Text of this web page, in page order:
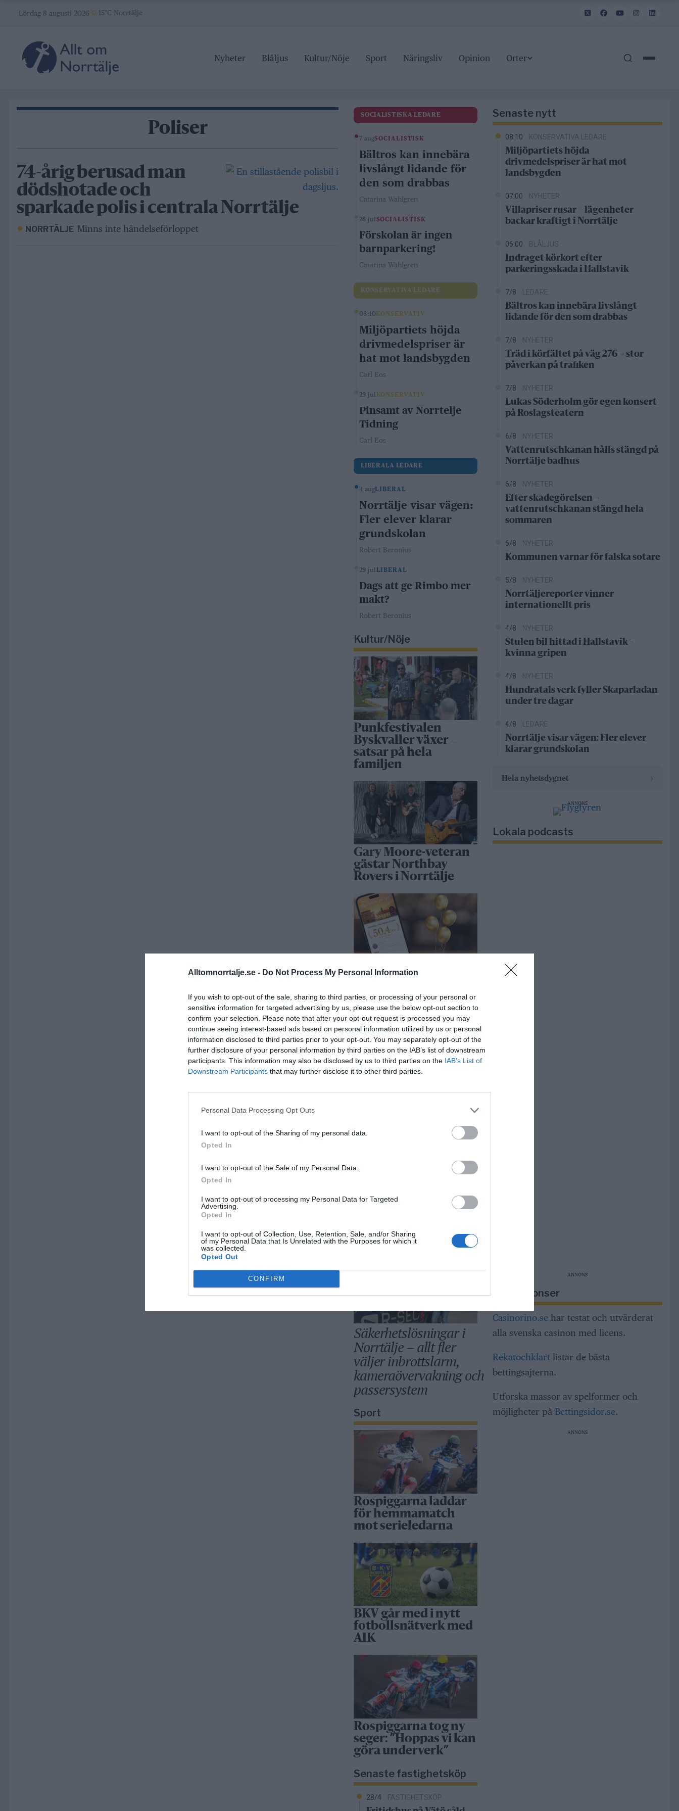
Alltomnorrtalje.se - Do Not Process My Personal Information
If you wish to opt-out of the sale, sharing to third parties, or processing of your personal or
sensitive information for targeted advertising by us, please use the below opt-out section to
confirm your selection. Please note that after your opt-out request is processed you may
continue seeing interest-based ads based on personal information utilized by us or personal
information disclosed to third parties prior to your opt-out. You may separately opt-out of the
further disclosure of your personal information by third parties on the IAB’s list of downstream
participants. This information may also be disclosed by us to third parties on the IAB’s List of
Downstream Participants that may further disclose it to other third parties.
Personal Data Processing Opt Outs
I want to opt-out of the Sharing of my personal data.
Opted In
I want to opt-out of the Sale of my Personal Data.
Opted In
I want to opt-out of processing my Personal Data for Targeted
Advertising.
Opted In
I want to opt-out of Collection, Use, Retention, Sale, and/or Sharing
of my Personal Data that Is Unrelated with the Purposes for which it
was collected.
Opted Out
CONFIRM
Lördag 8 augusti 2026 15°C Norrtälje
Nyheter Blåljus Kultur/Nöje Sport Näringsliv Opinion Orter
Poliser
74-årig berusad man
dödshotade och
sparkade polis i centrala Norrtälje
NORRTÄLJE Minns inte händelseförloppet
SOCIALISTISKA LEDARE
7 augSOCIALISTISK
Bältros kan innebära
livslångt lidande för
den som drabbas
Catarina Wahlgren
28 jul SOCIALISTISK
Förskolan är ingen
barnparkering!
Catarina Wahlgren
KONSERVATIVA LEDARE
08:10 KONSERVATIV
Miljöpartiets höjda
drivmedelspriser är
hat mot landsbygden
Carl Eos
29 jul KONSERVATIV
Pinsamt av Norrtelje
Tidning
Carl Eos
LIBERALA LEDARE
4 augLIBERAL
Norrtälje visar vägen:
Fler elever klarar
grundskolan
Robert Beronius
29 jul LIBERAL
Dags att ge Rimbo mer
makt?
Robert Beronius
Kultur/Nöje
Punkfestivalen
Byskvaller växer –
satsar på hela
familjen
Gary Moore-veteran
gästar Northbay
Rovers i Norrtälje
passerar 50 000
Näringsliv
comeback – tar plats
i styrelse
Säkerhetslösningar i
Norrtälje – allt fler
väljer inbrottslarm,
kameraövervakning och
passersystem
Sport
Rospiggarna laddar
för hemmamatch
mot serieledarna
BKV går med i nytt
fotbollsnätverk med
AIK
Rospiggarna tog ny
seger: ”Hoppas vi kan
göra underverk”
Senaste fastighetsköp
28/4 FASTIGHETSKÖP
Senaste nytt
08:10 KONSERVATIVA LEDARE
Miljöpartiets höjda
drivmedelspriser är hat mot
landsbygden
07:00 NYHETER
Villapriser rusar – lägenheter
backar kraftigt i Norrtälje
06:00 BLÅLJUS
Indraget körkort efter
parkeringsskada i Hallstavik
7/8 LEDARE
Bältros kan innebära livslångt
lidande för den som drabbas
7/8 NYHETER
Träd i körfältet på väg 276 – stor
påverkan på trafiken
7/8 NYHETER
Lukas Söderholm gör egen konsert
på Roslagsteatern
6/8 NYHETER
Vattenrutschkanan hålls stängd på
Norrtälje badhus
6/8 NYHETER
Efter skadegörelsen –
vattenrutschkanan stängd hela
sommaren
6/8 NYHETER
Kommunen varnar för falska sotare
5/8 NYHETER
Norrtäljereporter vinner
internationellt pris
4/8 NYHETER
Stulen bil hittad i Hallstavik –
kvinna gripen
4/8 NYHETER
Hundratals verk fyller Skaparladan
under tre dagar
4/8 LEDARE
Norrtälje visar vägen: Fler elever
klarar grundskolan
Hela nyhetsdygnet
ANNONS
Lokala podcasts
ANNONS
Riksannonser
Casinorino.sehar testat och utvärderat
alla svenska casinon med licens.
Rekatochklartlistar de bästa
bettingsajterna.
Utforska massor av spelformer och
möjligheter på Bettingsidor.se.
ANNONS